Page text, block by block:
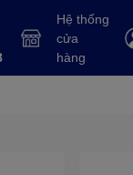
Hệ thống
cửa
hàng